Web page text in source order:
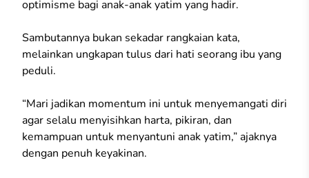
optimisme bagi anak-anak yatim yang hadir.
Sambutannya bukan sekadar rangkaian kata,
melainkan ungkapan tulus dari hati seorang ibu yang
peduli.
“Mari jadikan momentum ini untuk menyemangati diri
agar selalu menyisihkan harta, pikiran, dan
kemampuan untuk menyantuni anak yatim,” ajaknya
dengan penuh keyakinan.